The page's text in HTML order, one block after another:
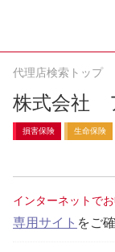
代理店検索トップ
株式会社
損害保険 生命保険
インターネットで
専用サイト をご